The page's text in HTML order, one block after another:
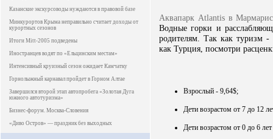
Казанские экскурсоводы нуждаются в правовой базе
Минкурортов Крыма неправильно считает доходы от
курортных сезонов
Итоги Mitt-2005 подведены
Иностранцев водят по «Ельцинским местам»
Интенсивный круизный сезон ожидает Камчатку
Горнолыжный карнавал пройдет в Горном Алтае
Завершился второй этап автопробега «Золотая Дуга
южного автотуризма»
Бизнес-форум. Москва-Словения
«Диво Остров» — праздник без выходных
Аквапарк Atlantis в
Водные горки и
родителям. Так как туризм -
как Турция, посмотри
Взрослый - 9,64$;
Дети возрастом от 7 до 12
Дети возрастом от 0 до 6